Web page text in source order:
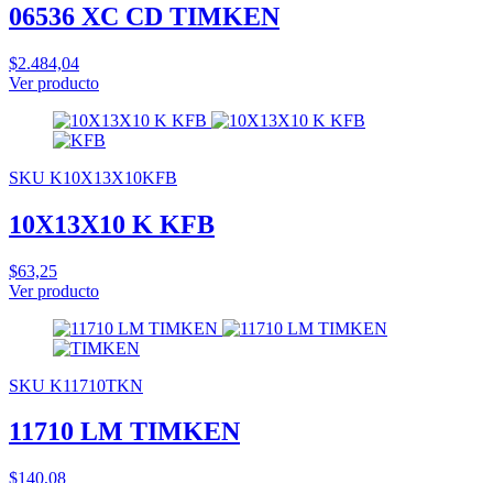
06536 XC CD TIMKEN
$2.484,04
Ver producto
SKU K10X13X10KFB
10X13X10 K KFB
$63,25
Ver producto
SKU K11710TKN
11710 LM TIMKEN
$140,08